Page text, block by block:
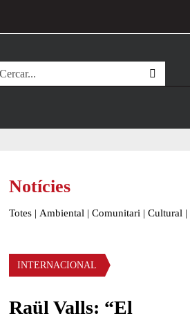
Notícies
Totes | Ambiental | Comunitari | Cultural |
Àmbit de la notícia
INTERNACIONAL
Raül Valls: “El